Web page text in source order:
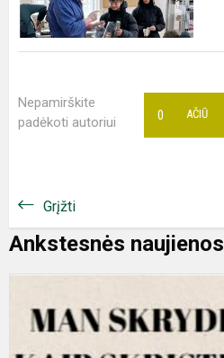
Nepamirškite
padėkoti autoriui
AČIŪ
0
Grįžti
Ankstesnės naujienos